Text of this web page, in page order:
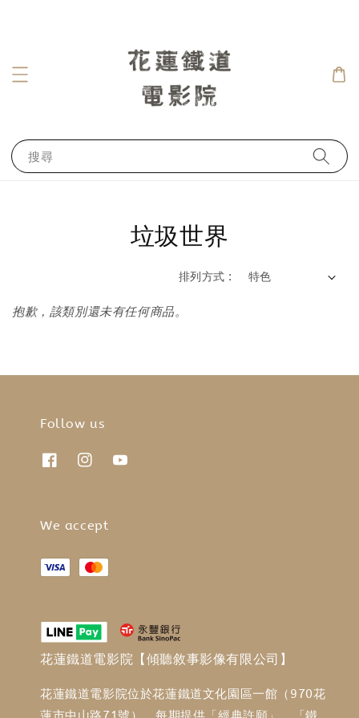
搜尋
垃圾世界
排列方式 :
抱歉，該類別還未有任何商品。
Follow us
We accept
花蓮鐵道電影院【傾聽敘事影像有限公司】
花蓮鐵道電影院位於花蓮鐵道文化園區一館（970花